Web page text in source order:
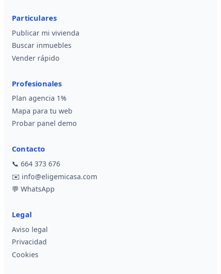
Particulares
Publicar mi vivienda
Buscar inmuebles
Vender rápido
Profesionales
Plan agencia 1%
Mapa para tu web
Probar panel demo
Contacto
📞 664 373 676
✉️ info@eligemicasa.com
💬 WhatsApp
Legal
Aviso legal
Privacidad
Cookies